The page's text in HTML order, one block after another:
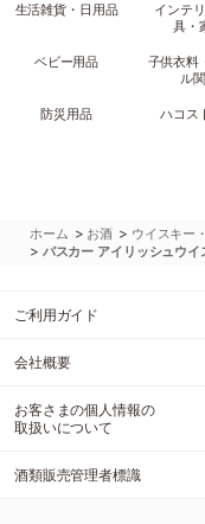
生活雑貨・日用品
インテ
具・
ベビー用品
子供衣料
ル
防災用品 ハコス
ホーム > お酒 > ウイスキー
> バスカー アイリッシュウ
ご利用ガイド
会社概要
お客さまの個人情報の
取扱いについて
酒類販売管理者標識